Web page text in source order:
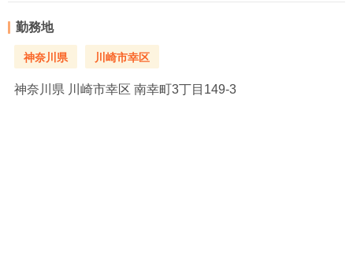
勤務地
神奈川県 川崎市幸区
神奈川県 川崎市幸区 南幸町3丁目149-3